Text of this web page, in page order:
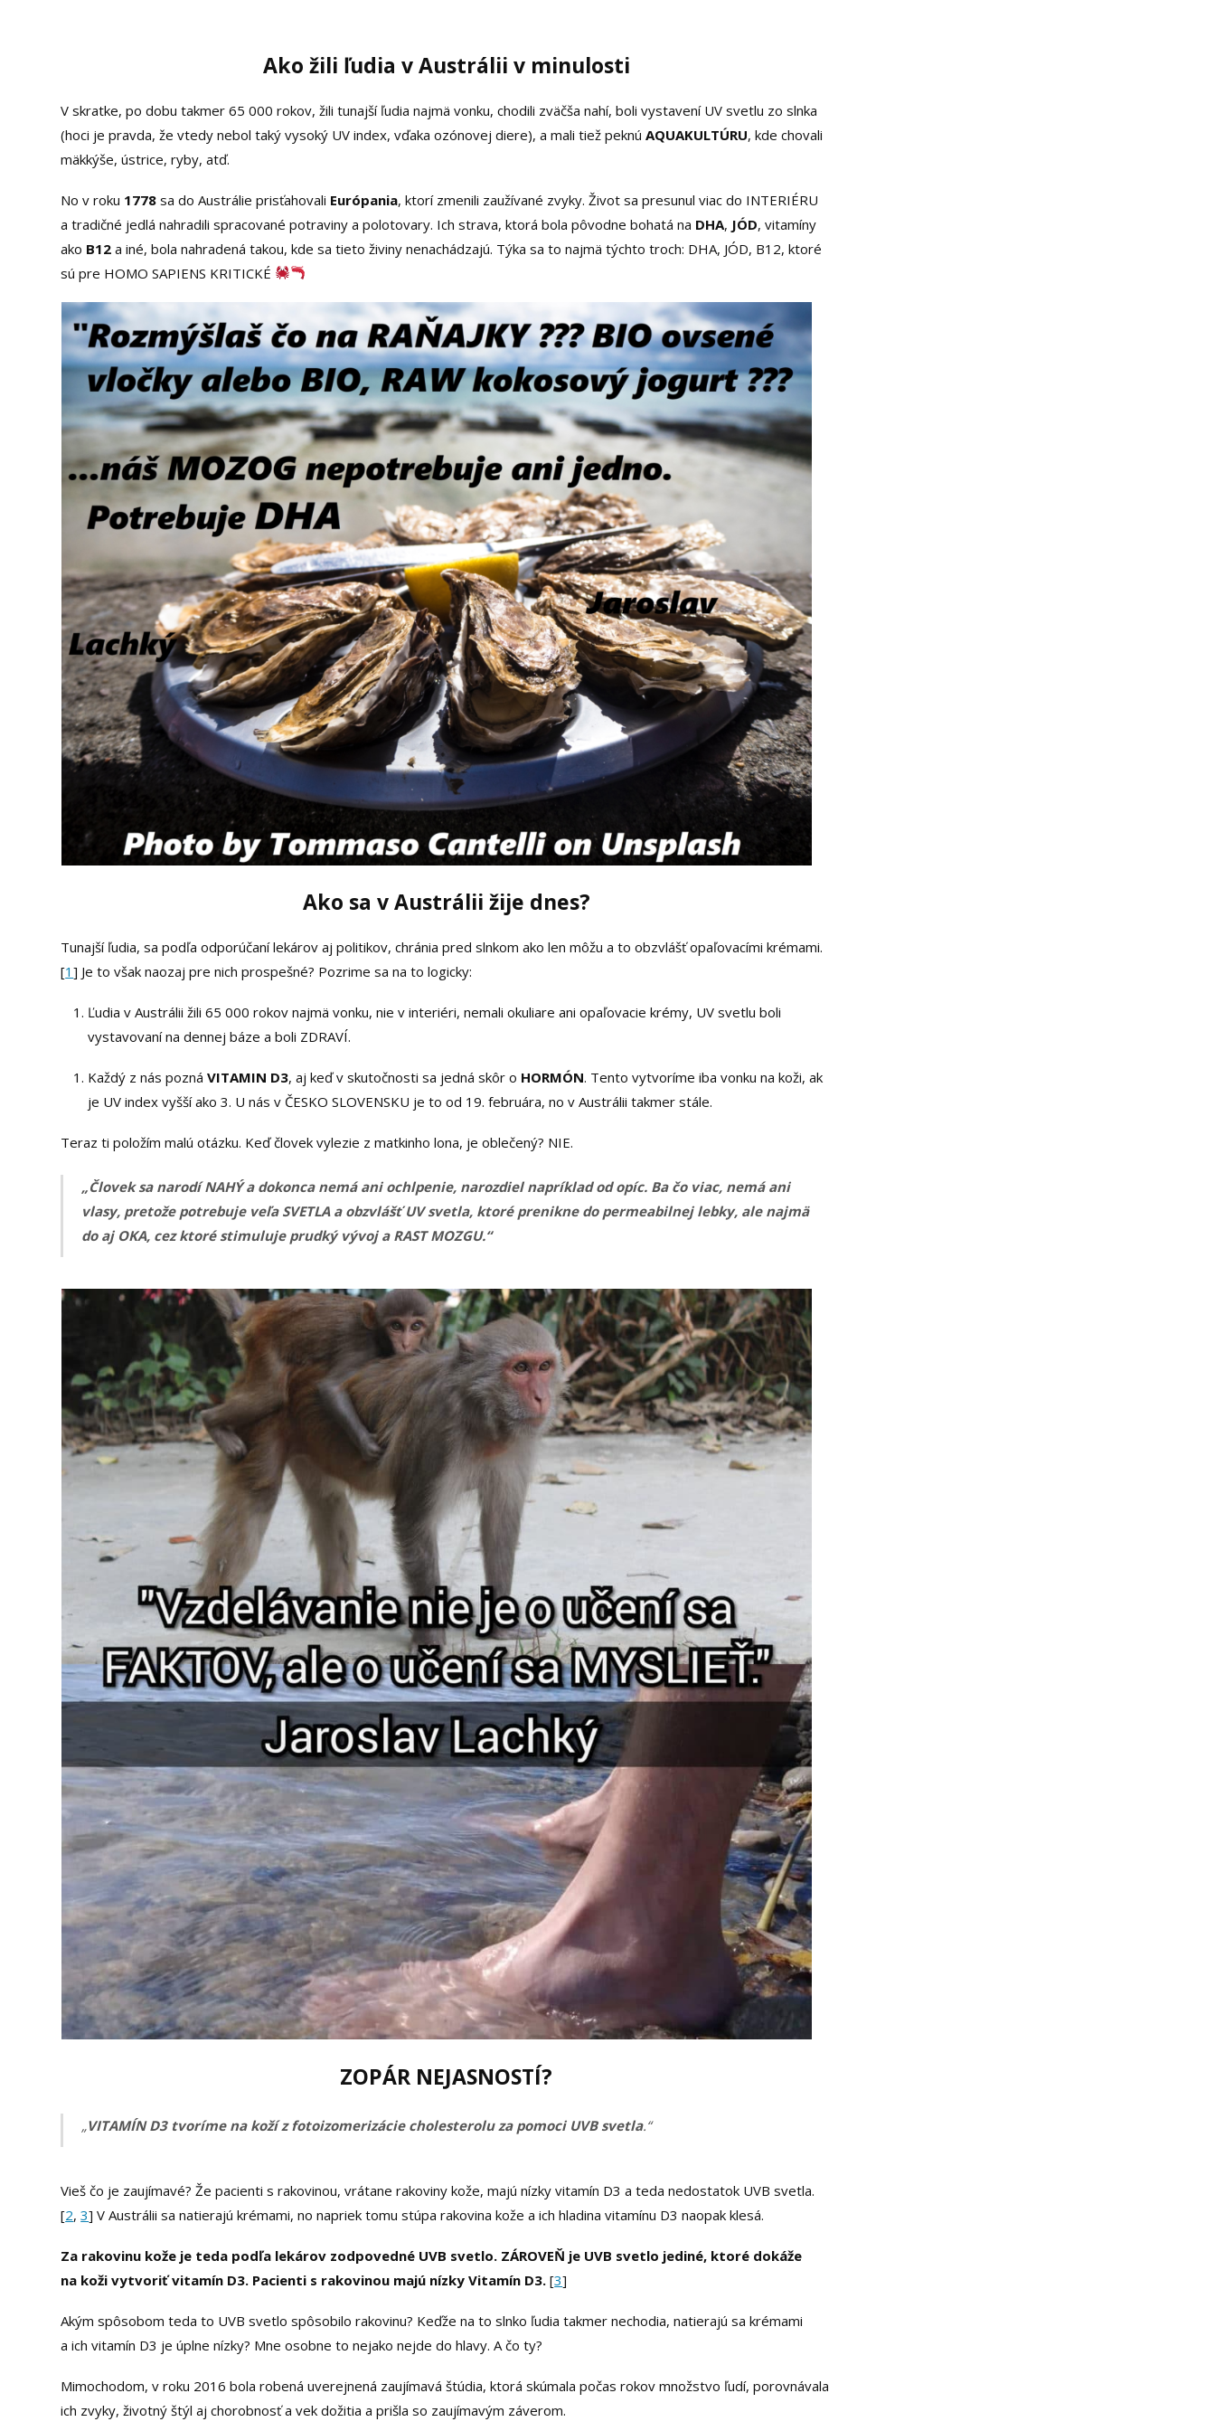
Ako žili ľudia v Austrálii v minulosti
V skratke, po dobu takmer 65 000 rokov, žili tunajší ľudia najmä vonku, chodili zväčša nahí, boli vystavení UV svetlu zo slnka
(hoci je pravda, že vtedy nebol taký vysoký UV index, vďaka ozónovej diere), a mali tiež peknúAQUAKULTÚRU, kde chovali
mäkkýše, ústrice, ryby, atď.
No v roku 1778 sa do Austrálie prisťahovali Európania, ktorí zmenili zaužívané zvyky. Život sa presunul viac do INTERIÉRU
a tradičné jedlá nahradili spracované potraviny a polotovary. Ich strava, ktorá bola pôvodne bohatá na DHA, JÓD, vitamíny
ako B12a iné, bola nahradená takou, kde sa tieto živiny nenachádzajú. Týka sa to najmä týchto troch: DHA, JÓD, B12, ktoré
sú pre HOMO SAPIENS KRITICKÉ
Ako sa v Austrálii žije dnes?
Tunajší ľudia, sa podľa odporúčaní lekárov aj politikov, chránia pred slnkom ako len môžu a to obzvlášť opaľovacími krémami.
[1] Je to však naozaj pre nich prospešné? Pozrime sa na to logicky:
Ľudia v Austrálii žili 65 000 rokov najmä vonku, nie v interiéri, nemali okuliare ani opaľovacie krémy, UV svetlu boli
vystavovaní na dennej báze a boli ZDRAVÍ.
Každý z nás poznáVITAMIN D3, aj keď v skutočnosti sa jedná skôr o HORMÓN. Tento vytvoríme iba vonku na koži, ak
je UV index vyšší ako 3. U nás v ČESKO SLOVENSKU je to od 19. februára, no v Austrálii takmer stále.
Teraz ti položím malú otázku. Keď človek vylezie z matkinho lona, je oblečený? NIE.
„Človek sa narodí NAHÝ a dokonca nemá ani ochlpenie, narozdiel napríklad od opíc. Ba čo viac, nemá ani
vlasy, pretože potrebuje veľa SVETLA a obzvlášť UV svetla, ktoré prenikne do permeabilnej lebky, ale najmä
do aj OKA, cez ktoré stimuluje prudký vývoj a RAST MOZGU.“
ZOPÁR NEJASNOSTÍ?
„VITAMÍN D3 tvoríme na koží z fotoizomerizácie cholesterolu za pomoci UVB svetla.“
Vieš čo je zaujímavé? Že pacienti s rakovinou, vrátane rakoviny kože, majú nízky vitamín D3 a teda nedostatok UVB svetla.
[2,3] V Austrálii sa natierajú krémami, no napriek tomu stúpa rakovina kože a ich hladina vitamínu D3 naopak klesá.
Za rakovinu kože je teda podľa lekárov zodpovedné UVB svetlo. ZÁROVEŇ je UVB svetlo jediné, ktoré dokáže
na koži vytvoriť vitamín D3. Pacienti s rakovinou majú nízky Vitamín D3. [3]
Akým spôsobom teda to UVB svetlo spôsobilo rakovinu? Keďže na to slnko ľudia takmer nechodia, natierajú sa krémami
a ich vitamín D3 je úplne nízky? Mne osobne to nejako nejde do hlavy. A čo ty?
Mimochodom, v roku 2016 bola robená uverejnená zaujímavá štúdia, ktorá skúmala počas rokov množstvo ľudí, porovnávala
ich zvyky, životný štýl aj chorobnosť a vek dožitia a prišla so zaujímavým záverom.